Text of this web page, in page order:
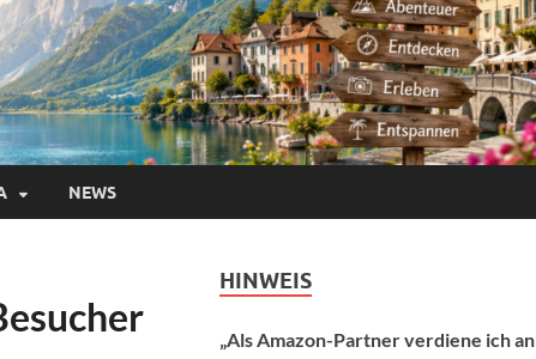
NEWS
HINWEIS
„Als Amazon-Partner verdiene ich an